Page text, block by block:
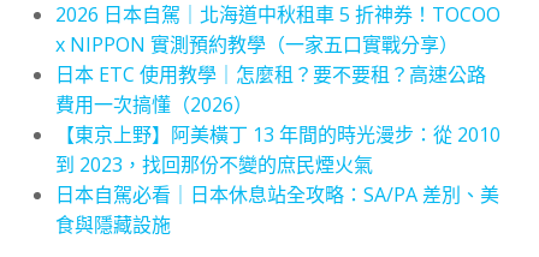
2026 日本自駕｜北海道中秋租車 5 折神券！TOCOO
x NIPPON 實測預約教學（一家五口實戰分享）
日本 ETC 使用教學｜怎麼租？要不要租？高速公路
費用一次搞懂（2026）
【東京上野】阿美橫丁 13 年間的時光漫步：從 2010
到 2023，找回那份不變的庶民煙火氣
日本自駕必看｜日本休息站全攻略：SA/PA 差別、美
食與隱藏設施